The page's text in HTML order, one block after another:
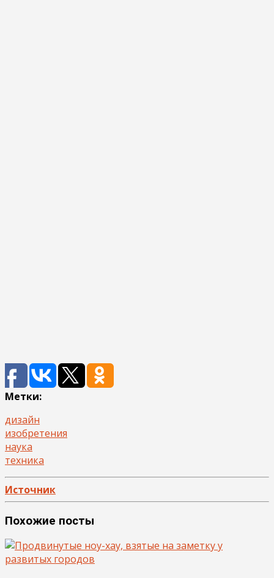
Метки:
дизайн
изобретения
наука
теxника
Источник
Похожие посты